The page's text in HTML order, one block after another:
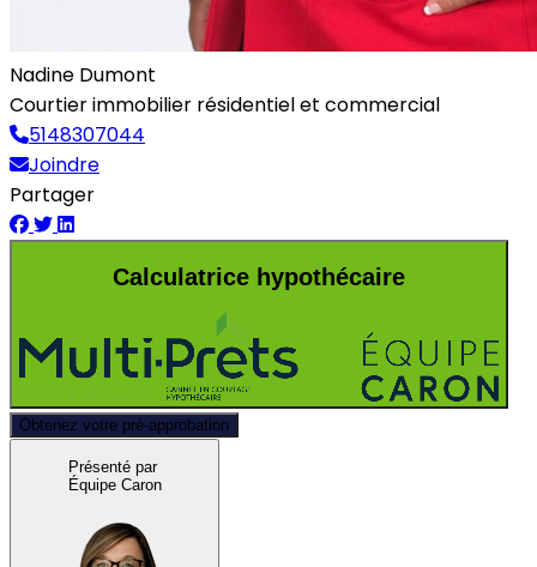
Nadine Dumont
Courtier immobilier résidentiel et commercial
5148307044
Joindre
Partager
Calculatrice hypothécaire
Obtenez votre pré-approbation
Présenté par
Équipe Caron